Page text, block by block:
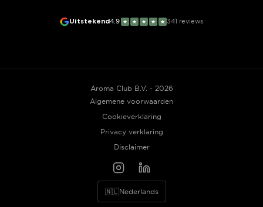
Uitstekend4.9 ★ ★ ★ ★ ★ 341 reviews
Aroma Club B.V. - 2026
Algemene voorwaarden
Cookieverklaring
Privacy verklaring
Disclaimer
🇳🇱Nederlands